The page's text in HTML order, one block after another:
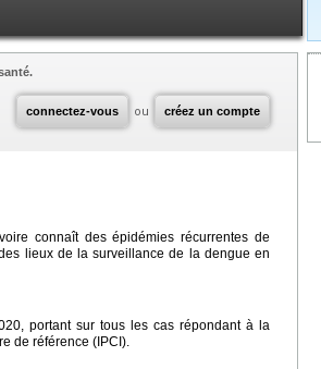
connectez-vous ou créez un compte
connaît des épidémies récurrentes de
lieux de la surveillance de la dengue en
portant sur tous les cas répondant à la
de référence (IPCI).